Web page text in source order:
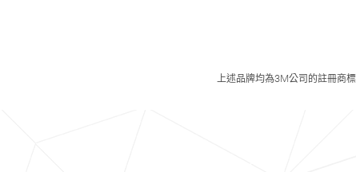
上述品牌均為3M公司的註冊商標